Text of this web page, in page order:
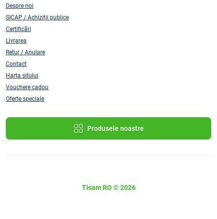
Despre noi
SICAP / Achiziții publice
Certificări
Livrarea
Retur / Anulare
Contact
Harta sitului
Vouchere cadou
Oferte speciale
Produsele noastre
Tisam RO © 2026